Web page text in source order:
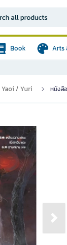
Book Arts
Yaoi / Yuri หนังสื
Next